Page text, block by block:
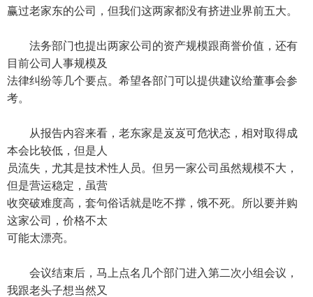
赢过老家东的公司，但我们这两家都没有挤进业界前五大。
法务部门也提出两家公司的资产规模跟商誉价值，还有
目前公司人事规模及
法律纠纷等几个要点。希望各部门可以提供建议给董事会参
考。
从报告内容来看，老东家是岌岌可危状态，相对取得成
本会比较低，但是人
员流失，尤其是技术性人员。但另一家公司虽然规模不大，
但是营运稳定，虽营
收突破难度高，套句俗话就是吃不撑，饿不死。所以要并购
这家公司，价格不太
可能太漂亮。
会议结束后，马上点名几个部门进入第二次小组会议，
我跟老头子想当然又